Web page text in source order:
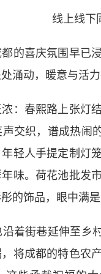
线上线下
喜庆氛围早已浸
涌动，暖意与活力
春熙路上张灯结
交织，谱成热闹
轻人手提定制灯
味。荷花池批发
的饰品，眼中满是
街巷延伸至乡村
将成都的特色农